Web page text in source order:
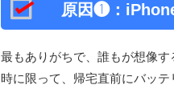
原因❶：
最もありがちで、誰もが想像
時に限って、帰宅直前にバッテ